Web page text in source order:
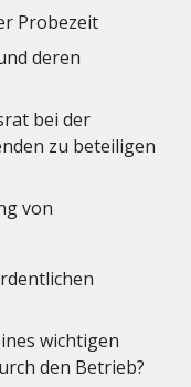
Probezeit
deren
bei der
zu beteiligen
von
wichtigen
den Betrieb?